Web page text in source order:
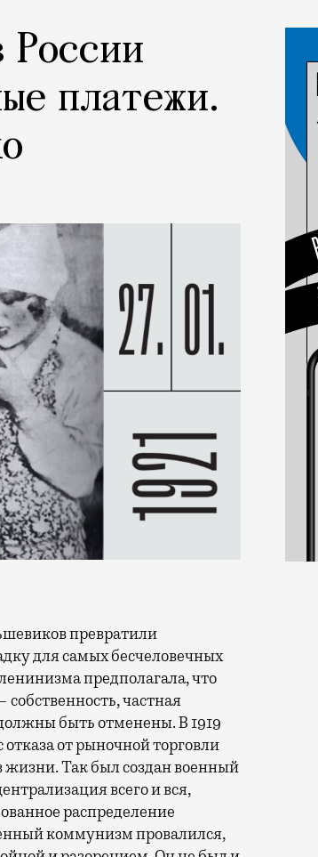
России
платежи.
для самых бесчеловечных
предполагала, что
частная
быть отменены. В 1919
от рыночной торговли
жизни. Так был создан военный
всего и вся,
распределение
коммунизм провалился,